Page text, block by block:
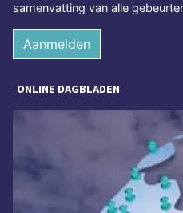
samenvatting van alle
Aanmelden
ONLINE DAGBLADEN